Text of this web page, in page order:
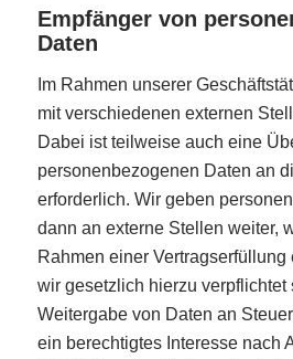
Empfänger von
Daten
Im Rahmen unserer
mit verschiedenen externen
Dabei ist teilweise auch eine
personenbezogenen Daten an
erforderlich. Wir geben
dann an externe Stellen weiter,
Rahmen einer
wir gesetzlich hierzu verpflichtet
Weitergabe von Daten an
ein berechtigtes Interesse nach